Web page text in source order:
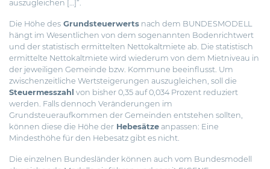
auszugleichen […]“.
Die Höhe des Grundsteuerwerts nach dem BUNDESMODELL
hängt im Wesentlichen von dem sogenannten Bodenrichtwert
und der statistisch ermittelten Nettokaltmiete ab. Die statistisch
ermittelte Nettokaltmiete wird wiederum von dem Mietniveau in
der jeweiligen Gemeinde bzw. Kommune beeinflusst. Um
zwischenzeitliche Wertsteigerungen auszugleichen, soll die
Steuermesszahl von bisher 0,35 auf 0,034 Prozent reduziert
werden. Falls dennoch Veränderungen im
Grundsteueraufkommen der Gemeinden entstehen sollten,
können diese die Höhe der Hebesätze anpassen: Eine
Mindesthöhe für den Hebesatz gibt es nicht.
Die einzelnen Bundesländer können auch vom Bundesmodell